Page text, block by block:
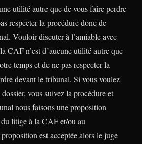
utilité autre que de vous faire perdre
respecter la procédure donc de
Vouloir discuter à l’amiable avec
CAF n’est d’aucune utilité autre que
temps et de ne pas respecter la
devant le tribunal. Si vous voulez
vous suivez la procédure et
nous faisons une proposition
litige à la CAF et/ou au
est acceptée alors le juge